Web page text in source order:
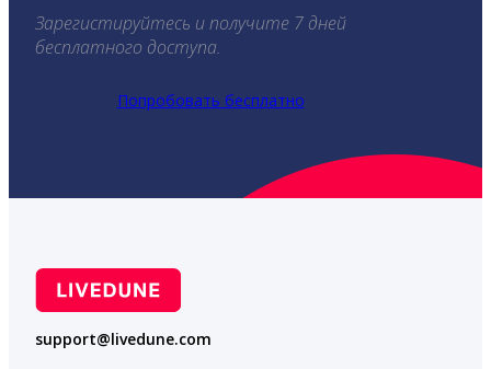
Зарегистируйтесь и получите 7 дней
бесплатного доступа.
Попробовать бесплатно
support@livedune.com